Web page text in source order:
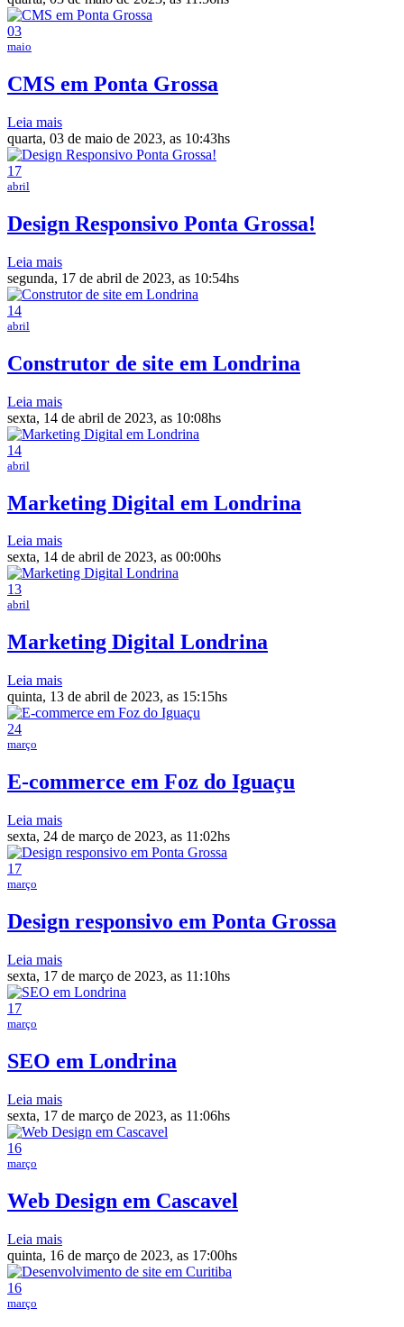
03
maio
CMS em Ponta Grossa
Leia mais
quarta, 03 de maio de 2023, as 10:43hs
17
abril
Design Responsivo Ponta Grossa!
Leia mais
segunda, 17 de abril de 2023, as 10:54hs
14
abril
Construtor de site em Londrina
Leia mais
sexta, 14 de abril de 2023, as 10:08hs
14
abril
Marketing Digital em Londrina
Leia mais
sexta, 14 de abril de 2023, as 00:00hs
13
abril
Marketing Digital Londrina
Leia mais
quinta, 13 de abril de 2023, as 15:15hs
24
março
E-commerce em Foz do Iguaçu
Leia mais
sexta, 24 de março de 2023, as 11:02hs
17
março
Design responsivo em Ponta Grossa
Leia mais
sexta, 17 de março de 2023, as 11:10hs
17
março
SEO em Londrina
Leia mais
sexta, 17 de março de 2023, as 11:06hs
16
março
Web Design em Cascavel
Leia mais
quinta, 16 de março de 2023, as 17:00hs
16
março